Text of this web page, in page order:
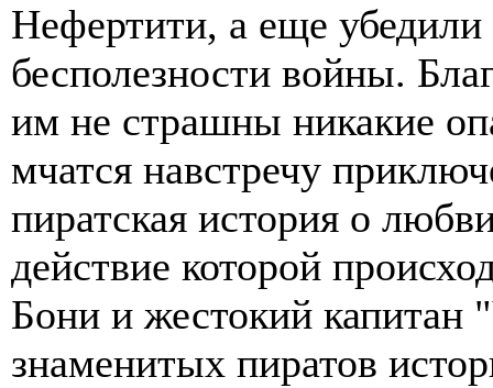
Нефертити, а еще убедили
бесполезности войны.
им не страшны никакие
мчатся навстречу
пиратская история о
действие которой
Бони и жестокий капитан
знаменитых пиратов